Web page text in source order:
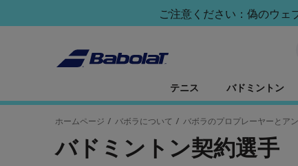
ご注意ください：偽のウ
テニス バドミントン
ホームページ / バボラについて / バボラのプロプレーヤーとア
バドミントン契約選手